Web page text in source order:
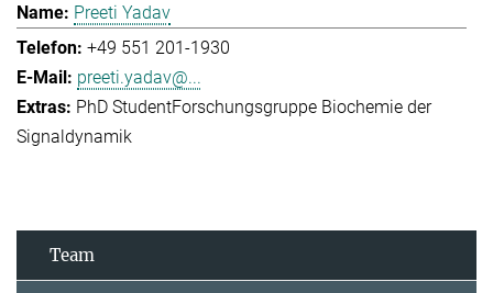
Preeti Yadav
+49 551 201-1930
preeti.yadav@...
PhD StudentForschungsgruppe Biochemie der
Signaldynamik
Team